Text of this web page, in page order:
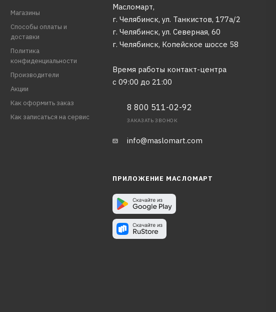
Магазины
Способы оплаты и
доставки
Политика
конфиденциальности
Производители
Акции
Как оформить заказ
Как записаться на сервис
Масломарт,
г. Челябинск, ул. Танкистов, 177а/2
г. Челябинск, ул. Северная, 60
г. Челябинск, Копейское шоссе 58
Время работы контакт-центра
с 09:00 до 21:00
8 800 511-02-92
ЗАКАЗАТЬ ЗВОНОК
info@maslomart.com
ПРИЛОЖЕНИЕ МАСЛОМАРТ